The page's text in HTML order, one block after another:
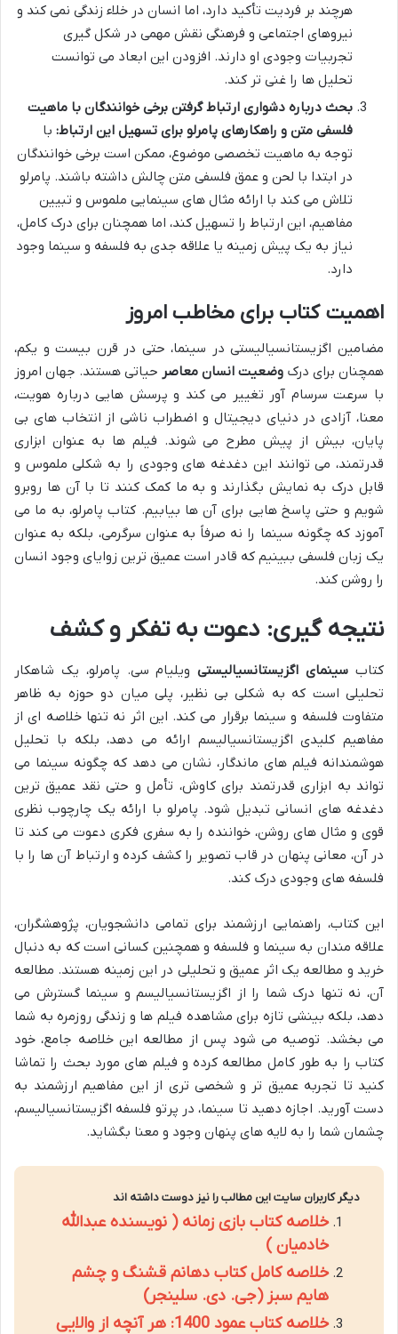
هرچند بر فردیت تأکید دارد، اما انسان در خلاء زندگی نمی کند و
نیروهای اجتماعی و فرهنگی نقش مهمی در شکل گیری
تجربیات وجودی او دارند. افزودن این ابعاد می توانست
تحلیل ها را غنی تر کند.
بحث درباره دشواری ارتباط گرفتن برخی خوانندگان با ماهیت
فلسفی متن و راهکارهای پامرلو برای تسهیل این ارتباط: با
توجه به ماهیت تخصصی موضوع، ممکن است برخی خوانندگان
در ابتدا با لحن و عمق فلسفی متن چالش داشته باشند. پامرلو
تلاش می کند با ارائه مثال های سینمایی ملموس و تبیین
مفاهیم، این ارتباط را تسهیل کند، اما همچنان برای درک کامل،
نیاز به یک پیش زمینه یا علاقه جدی به فلسفه و سینما وجود
دارد.
اهمیت کتاب برای مخاطب امروز
مضامین اگزیستانسیالیستی در سینما، حتی در قرن بیست و یکم،
همچنان برای درک وضعیت انسان معاصر حیاتی هستند. جهان امروز
با سرعت سرسام آور تغییر می کند و پرسش هایی درباره هویت،
معنا، آزادی در دنیای دیجیتال و اضطراب ناشی از انتخاب های بی
پایان، بیش از پیش مطرح می شوند. فیلم ها به عنوان ابزاری
قدرتمند، می توانند این دغدغه های وجودی را به شکلی ملموس و
قابل درک به نمایش بگذارند و به ما کمک کنند تا با آن ها روبرو
شویم و حتی پاسخ هایی برای آن ها بیابیم. کتاب پامرلو، به ما می
آموزد که چگونه سینما را نه صرفاً به عنوان سرگرمی، بلکه به عنوان
یک زبان فلسفی ببینیم که قادر است عمیق ترین زوایای وجود انسان
را روشن کند.
نتیجه گیری: دعوت به تفکر و کشف
کتاب سینمای اگزیستانسیالیستیویلیام سی. پامرلو، یک شاهکار
تحلیلی است که به شکلی بی نظیر، پلی میان دو حوزه به ظاهر
متفاوت فلسفه و سینما برقرار می کند. این اثر نه تنها خلاصه ای از
مفاهیم کلیدی اگزیستانسیالیسم ارائه می دهد، بلکه با تحلیل
هوشمندانه فیلم های ماندگار، نشان می دهد که چگونه سینما می
تواند به ابزاری قدرتمند برای کاوش، تأمل و حتی نقد عمیق ترین
دغدغه های انسانی تبدیل شود. پامرلو با ارائه یک چارچوب نظری
قوی و مثال های روشن، خواننده را به سفری فکری دعوت می کند تا
در آن، معانی پنهان در قاب تصویر را کشف کرده و ارتباط آن ها را با
فلسفه های وجودی درک کند.
این کتاب، راهنمایی ارزشمند برای تمامی دانشجویان، پژوهشگران،
علاقه مندان به سینما و فلسفه و همچنین کسانی است که به دنبال
خرید و مطالعه یک اثر عمیق و تحلیلی در این زمینه هستند. مطالعه
آن، نه تنها درک شما را از اگزیستانسیالیسم و سینما گسترش می
دهد، بلکه بینشی تازه برای مشاهده فیلم ها و زندگی روزمره به شما
می بخشد. توصیه می شود پس از مطالعه این خلاصه جامع، خود
کتاب را به طور کامل مطالعه کرده و فیلم های مورد بحث را تماشا
کنید تا تجربه عمیق تر و شخصی تری از این مفاهیم ارزشمند به
دست آورید. اجازه دهید تا سینما، در پرتو فلسفه اگزیستانسیالیسم،
چشمان شما را به لایه های پنهان وجود و معنا بگشاید.
دیگر کاربران سایت این مطالب را نیز دوست داشته اند
خلاصه کتاب بازی زمانه ( نویسنده عبدالله
خادمیان )
خلاصه کامل کتاب دهانم قشنگ و چشم
هایم سبز (جی. دی. سلینجر)
خلاصه کتاب عمود 1400: هر آنچه از والایی